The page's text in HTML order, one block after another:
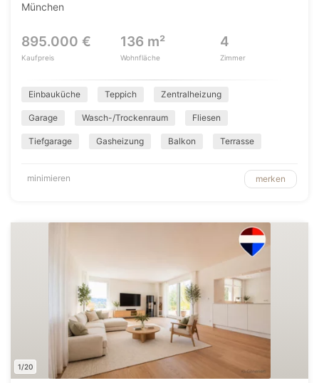
München
895.000 €
Kaufpreis
136 m²
Wohnfläche
4
Zimmer
Einbauküche Teppich Zentralheizung
Garage Wasch-/Trockenraum Fliesen
Tiefgarage Gasheizung Balkon Terrasse
minimieren merken
1/20